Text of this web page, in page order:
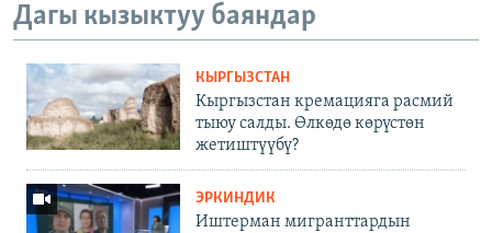
Дагы кызыктуу баяндар
КЫРГЫЗСТАН
Кыргызстан кремацияга расмий
тыюу салды. Өлкөдө көрүстөн
жетиштүүбү?
ЭРКИНДИК
Иштерман мигранттардын